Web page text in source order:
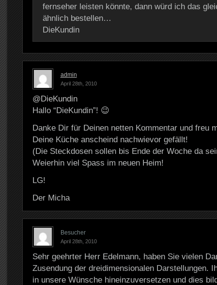
fernseher leisten könnte, dann würd ich das
ähnlich bestellen…
DieKundin
admin
April 28th, 2010
@DieKundin
Hallo “DieKundin”! 😉
Danke Dir für Deinen netten Kommentar und freu
Deine Küche anscheind nachwievor gefällt!
(Die Steckdosen sollen bis Ende der Woche da
Weierhin viel Spass im neuen Heim!
LG!
Der Micha
Besucher
April 28th, 2010
Sehr geehrter Herr Edelmann, haben Sie vielen
Zusendung der dreidimensionalen Darstellungen.
in unsere Wünsche hineinzuversetzen und dies